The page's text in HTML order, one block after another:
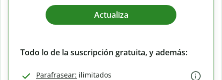
Actualiza
Todo lo de la suscripción gratuita, y además:
Parafrasear: ilimitados